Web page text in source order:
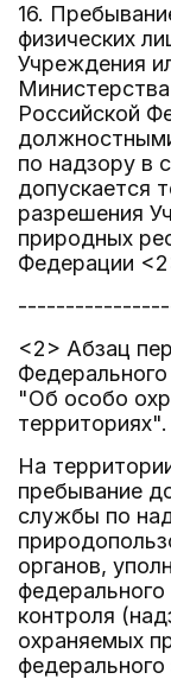
16.
физических
Учреждения
Российской
по надзору в
допускается
разрешения
природных
Федерации
<2> Абзац
"Об особо
территориях".
На
пребывание
службы по
органов,
федерального
контроля
охраняемых